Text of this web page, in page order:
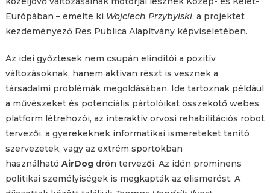
Európában – emelte ki Wojciech Przybylski, a projektet
kezdeményező Res Publica Alapítvány képviseletében.
Az idei győztesek nem csupán elindítói a pozitív
változásoknak, hanem aktívan részt is vesznek a
társadalmi problémák megoldásában. Ide tartoznak például
a művészeket és potenciális pártolóikat összekötő webes
platform létrehozói, az interaktív orvosi rehabilitációs robot
tervezői, a gyerekeknek informatikai ismereteket tanító
szervezetek, vagy az extrém sportokban
használható AirDogdrón tervezői. Az idén prominens
politikai személyiségek is megkapták az elismerést. A